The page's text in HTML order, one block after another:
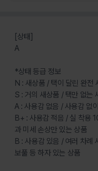
[상태]
A
*상태 등급 정보
N : 새상품 / 택이 달린 완전
S : 거의 새상품 / 택만 없는
A : 사용감 없음 / 사용감 없
B+ : 사용감 적음 / 실 착용
과 미세 손상만 있는 상품
B : 사용감 있음 / 여러 차례
보풀 등 하자 있는 상품